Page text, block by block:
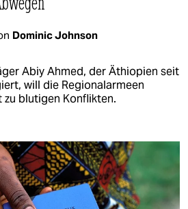
Dominic Johnson
Abiy Ahmed, der Äthiopien seit
will die Regionalarmeen
blutigen Konflikten.